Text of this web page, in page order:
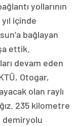
yollarının
içinde
bağlayan
ettik.
devam eden
Otogar,
olan raylı
235 kilometre
demiryolu